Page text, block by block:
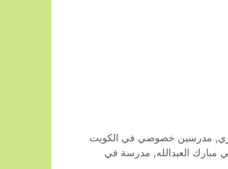
, مدرسين خصوصي في الكويت
العبدالله, مدرسة في